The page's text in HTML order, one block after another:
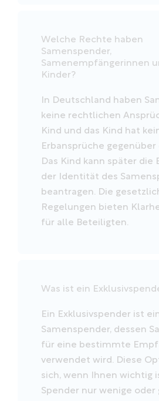
Welche Rechte haben
Samenspender,
Samenempfängerinnen
Kinder?
In Deutschland haben
keine rechtlichen
Kind und das Kind hat
Erbansprüche gegenüber
Das Kind kann später die
der Identität des
beantragen. Die
Regelungen bieten
für alle Beteiligten.
Was ist ein
Ein Exklusivspender ist
Samenspender, dessen
für eine bestimmte
verwendet wird. Diese
sich, wenn Ihnen wichtig
Spender nur wenige oder